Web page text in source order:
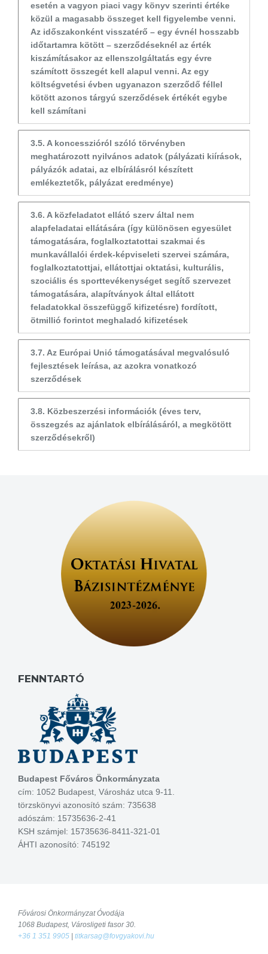
esetén a vagyon piaci vagy könyv szerinti értéke
közül a magasabb összeget kell figyelembe venni.
Az időszakonként visszatérő – egy évnél hosszabb
időtartamra kötött – szerződéseknél az érték
kiszámításakor az ellenszolgáltatás egy évre
számított összegét kell alapul venni. Az egy
költségvetési évben ugyanazon szerződő féllel
kötött azonos tárgyú szerződések értékét egybe
kell számítani
3.5. A koncesszióról szóló törvényben
meghatározott nyilvános adatok (pályázati kiírások,
pályázók adatai, az elbírálásról készített
emlékeztetők, pályázat eredménye)
3.6. A közfeladatot ellátó szerv által nem
alapfeladatai ellátására (így különösen egyesület
támogatására, foglalkoztatottai szakmai és
munkavállalói érdek-képviseleti szervei számára,
foglalkoztatottjai, ellátottjai oktatási, kulturális,
szociális és sporttevékenységet segítő szervezet
támogatására, alapítványok által ellátott
feladatokkal összefüggő kifizetésre) fordított,
ötmillió forintot meghaladó kifizetések
3.7. Az Európai Unió támogatásával megvalósuló
fejlesztések leírása, az azokra vonatkozó
szerződések
3.8. Közbeszerzési információk (éves terv,
összegzés az ajánlatok elbírálásáról, a megkötött
szerződésekről)
FENNTARTÓ
Budapest Főváros Önkormányzata
cím: 1052 Budapest, Városház utca 9-11.
törzskönyvi azonosító szám: 735638
adószám: 15735636-2-41
KSH számjel: 15735636-8411-321-01
ÁHTI azonosító: 745192
Fővárosi Önkormányzat Óvodája
1068 Budapest, Városligeti fasor 30.
+36 1 351 9905
titkarsag@fovgyakovi.hu